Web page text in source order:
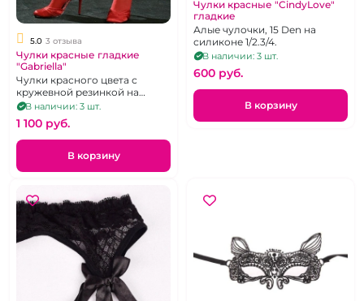
5.0 3 отзыва
Чулки красные гладкие
"Gabriella"
Чулки красного цвета с
кружевной резинкой на
силиконе, р. 1-2
В наличии: 3 шт.
1 100 pуб.
В корзину
Чулки красные "CindyLove"
гладкие
Алые чулочки, 15 Den на
силиконе 1/2.3/4.
В наличии: 3 шт.
600 pуб.
В корзину